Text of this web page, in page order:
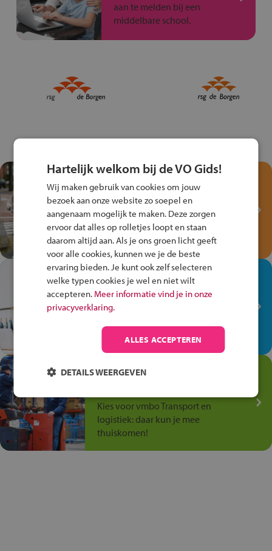
aan te melden bij een
middelbare school.
Test je kennis met het
Fiets Veilig
Verkeersspel!
Speel het Fiets Veilig Verkeersspel
en win een Cortina-fiets!
In de winkel ben je op je
plek!
Ontdek via het vmbo jouw talent
op de winkelvloer, waar elke dag
anders is!
Jouw talent in de
Kies voor vmbo Transport en
logistiek: daar kun je mee
thuiskomen!
Hartelijk welkom bij de VO Gids!
Wij maken gebruik van cookies om jouw
bezoek aan onze website zo soepel en
aangenaam mogelijk te maken. Deze zorgen
ervoor dat alles op rolletjes loopt en staan
daarom altijd aan. Als je ons groen licht geeft
voor alle cookies, kunnen we je de beste
ervaring bieden. Je kunt ook zelf selecteren
welke typen cookies je wel en niet wilt
accepteren. Meer informatie vind je in onze
privacyverklaring.
ALLES ACCEPTEREN
DETAILS WEERGEVEN